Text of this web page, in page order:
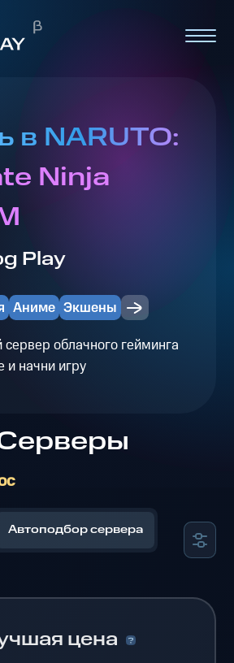
в NARUTO:
Ninja
Play
Аниме Экшены
облачного гейминга
и начни игру
Автоподбор сервера
цена